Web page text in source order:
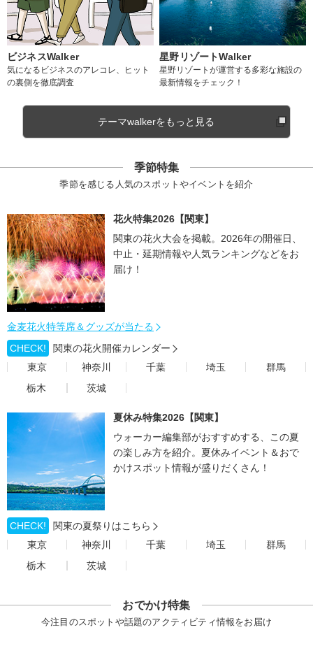
ビジネスWalker
気になるビジネスのアレコレ、ヒット
の裏側を徹底調査
星野リゾートWalker
星野リゾートが運営する多彩な施設の
最新情報をチェック！
テーマwalkerをもっと見る
季節特集
季節を感じる人気のスポットやイベントを紹介
花火特集2026【関東】
関東の花火大会を掲載。2026年の開催日、
中止・延期情報や人気ランキングなどをお
届け！
金麦花火特等席＆グッズが当たる
CHECK!
関東の花火開催カレンダー
東京
神奈川 千葉 埼玉
群馬
栃木
茨城
夏休み特集2026【関東】
ウォーカー編集部がおすすめする、この夏
の楽しみ方を紹介。夏休みイベント＆おで
かけスポット情報が盛りだくさん！
CHECK!
関東の夏祭りはこちら
東京
神奈川 千葉 埼玉
群馬
栃木
茨城
おでかけ特集
今注目のスポットや話題のアクティビティ情報をお届け